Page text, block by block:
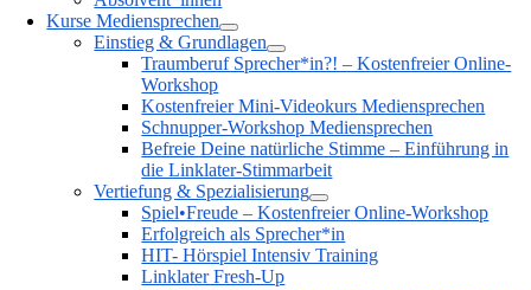
Kurse Mediensprechen
Einstieg & Grundlagen
Traumberuf Sprecher*in?! – Kostenfreier Online-
Workshop
Kostenfreier Mini-Videokurs Mediensprechen
Schnupper-Workshop Mediensprechen
Befreie Deine natürliche Stimme – Einführung in
die Linklater-Stimmarbeit
Vertiefung & Spezialisierung
Spiel•Freude – Kostenfreier Online-Workshop
Erfolgreich als Sprecher*in
HIT- Hörspiel Intensiv Training
Linklater Fresh-Up